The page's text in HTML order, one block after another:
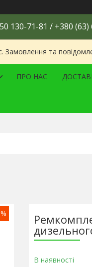
130-71-81 / +380
Замовлення та
ПРО НАС
В наявності